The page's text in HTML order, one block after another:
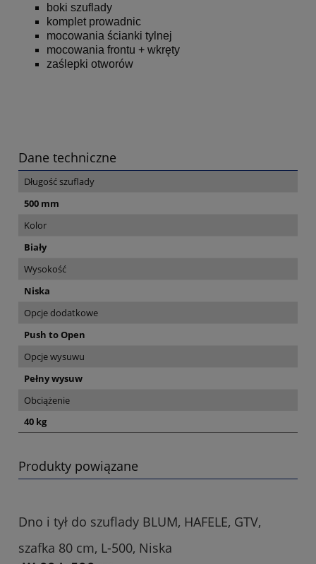
boki szuflady
komplet prowadnic
mocowania ścianki tylnej
mocowania frontu + wkręty
zaślepki otworów
Dane techniczne
Długość szuflady
500 mm
Kolor
Biały
Wysokość
Niska
Opcje dodatkowe
Push to Open
Opcje wysuwu
Pełny wysuw
Obciążenie
40 kg
Produkty powiązane
Dno i tył do szuflady BLUM, HAFELE, GTV,
szafka 80 cm, L-500, Niska